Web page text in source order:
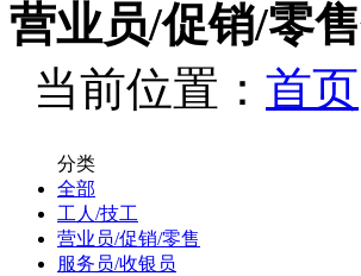
营业员/促销/零
当前位置： 首页
分类
全部
工人/技工
营业员/促销/零售
服务员/收银员